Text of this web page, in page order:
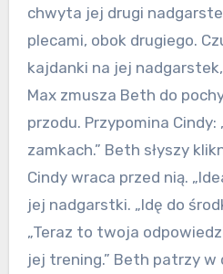
chwyta jej drugi
plecami, obok drugiego.
kajdanki na jej
Max zmusza Beth do
przodu. Przypomina Cindy:
zamkach.” Beth słyszy
Cindy wraca przed nią.
jej nadgarstki. „Idę do
„Teraz to twoja
jej trening.” Beth patrzy w